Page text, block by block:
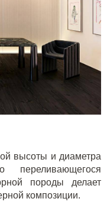
высоты и диаметра
породы делает
композиции.